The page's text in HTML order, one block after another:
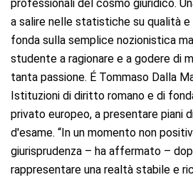
professionali del cosmo giuridico.
a salire nelle statistiche su qualità e
fonda sulla semplice nozionistica
studente a ragionare e a godere di
tanta passione. É Tommaso Dalla
Istituzioni di diritto romano e di
privato europeo, a presentare piani
d'esame. “In un momento non
giurisprudenza – ha affermato –
rappresentare una realtà stabile e